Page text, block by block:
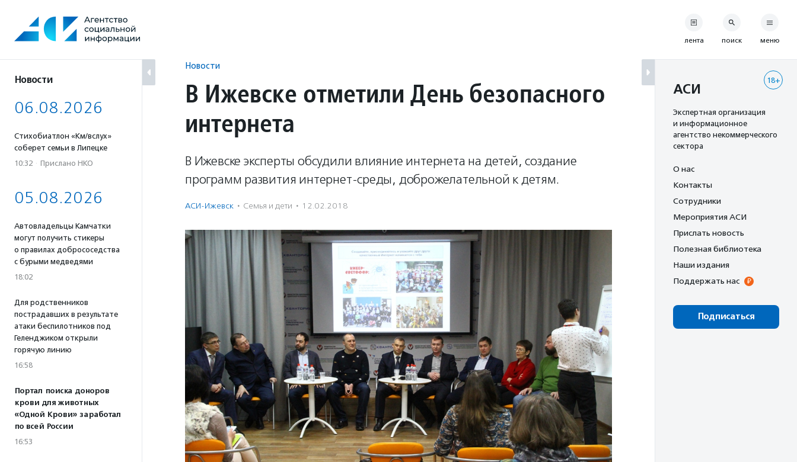
содержанию
Новости
06.08.2026
Стихобиатлон «Км/вслух»
соберет семьи в Липецке
10:32 · Прислано НКО
05.08.2026
Автовладельцы Камчатки
могут получить стикеры
о правилах добрососедства
с бурыми медведями
18:02
Для родственников
пострадавших в результате
атаки беспилотников под
Геленджиком открыли
горячую линию
16:58
Портал поиска доноров
крови для животных
«Одной Крови» заработал
по всей России
16:53
Новости
В Ижевске отметили День безопасного
интернета
В Ижевске эксперты обсудили влияние интернета на детей, создание
программ развития интернет-среды, доброжелательной к детям.
АСИ-Ижевск · Семья и дети · 12.02.2018
лента поиск меню
18+
АСИ
Экспертная организация
и информационное
агентство некоммерческого
сектора
О нас
Контакты
Сотрудники
Мероприятия АСИ
Прислать новость
Полезная библиотека
Наши издания
Поддержать нас
Подписаться